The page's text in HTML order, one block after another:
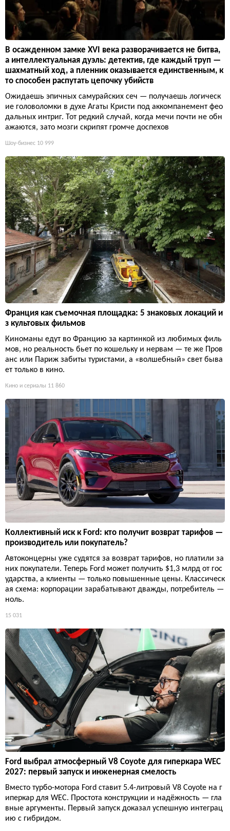
В осажденном замке XVI века разворачивается не битва,
а интеллектуальная дуэль: детектив, где каждый труп —
шахматный ход, а пленник оказывается единственным, к
то способен распутать цепочку убийств
Ожидаешь эпичных самурайских сеч — получаешь логическ
ие головоломки в духе Агаты Кристи под аккомпанемент фео
дальных интриг. Тот редкий случай, когда мечи почти не обн
ажаются, зато мозги скрипят громче доспехов
Шоу-бизнес 10 999
Франция как съемочная площадка: 5 знаковых локаций и
з культовых фильмов
Киноманы едут во Францию за картинкой из любимых филь
мов, но реальность бьет по кошельку и нервам — те же Пров
анс или Париж забиты туристами, а «волшебный» свет быва
ет только в кино.
Кино и сериалы 11 860
Коллективный иск к Ford: кто получит возврат тарифов —
производитель или покупатель?
Автоконцерны уже судятся за возврат тарифов, но платили за
них покупатели. Теперь Ford может получить $1,3 млрд от гос
ударства, а клиенты — только повышенные цены. Классическ
ая схема: корпорации зарабатывают дважды, потребитель —
ноль.
15 031
Ford выбрал атмосферный V8 Coyote для гиперкара WEC
2027: первый запуск и инженерная смелость
Вместо турбо-мотора Ford ставит 5.4-литровый V8 Coyote на г
иперкар для WEC. Простота конструкции и надёжность — гла
вные аргументы. Первый запуск доказал успешную интеграц
ию с гибридом.